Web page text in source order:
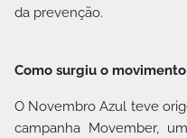
da prevenção.
Como surgiu o movimento
O Novembro Azul teve
campanha Movember,